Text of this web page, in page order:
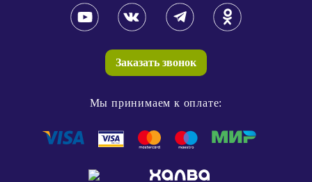
Заказать звонок
Мы принимаем к оплате: